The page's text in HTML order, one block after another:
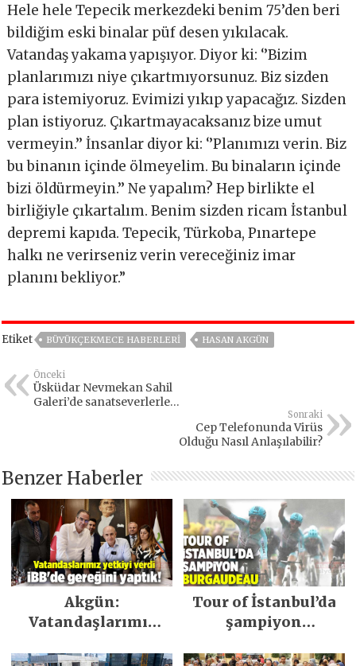
Hele hele Tepecik merkezdeki benim 75’den beri
bildiğim eski binalar püf desen yıkılacak.
Vatandaş yakama yapışıyor. Diyor ki: ‘’Bizim
planlarımızı niye çıkartmıyorsunuz. Biz sizden
para istemiyoruz. Evimizi yıkıp yapacağız. Sizden
plan istiyoruz. Çıkartmayacaksanız bize umut
vermeyin.’’ İnsanlar diyor ki: ‘’Planımızı verin. Biz
bu binanın içinde ölmeyelim. Bu binaların içinde
bizi öldürmeyin.’’ Ne yapalım? Hep birlikte el
birliğiyle çıkartalım. Benim sizden ricam İstanbul
depremi kapıda. Tepecik, Türkoba, Pınartepe
halkı ne verirseniz verin vereceğiniz imar
planını bekliyor.”
Etiket BÜYÜKÇEKMECE HABERLERI HASAN AKGÜN
Önceki
Üsküdar Nevmekan Sahil
Galeri’de sanatseverlerle
Sonraki
Cep Telefonunda Virüs
Olduğu Nasıl Anlaşılabilir?
Benzer Haberler
Akgün:
Vatandaşlarımız
gereğini yaptık!
Tour of İstanbul’da
şampiyon